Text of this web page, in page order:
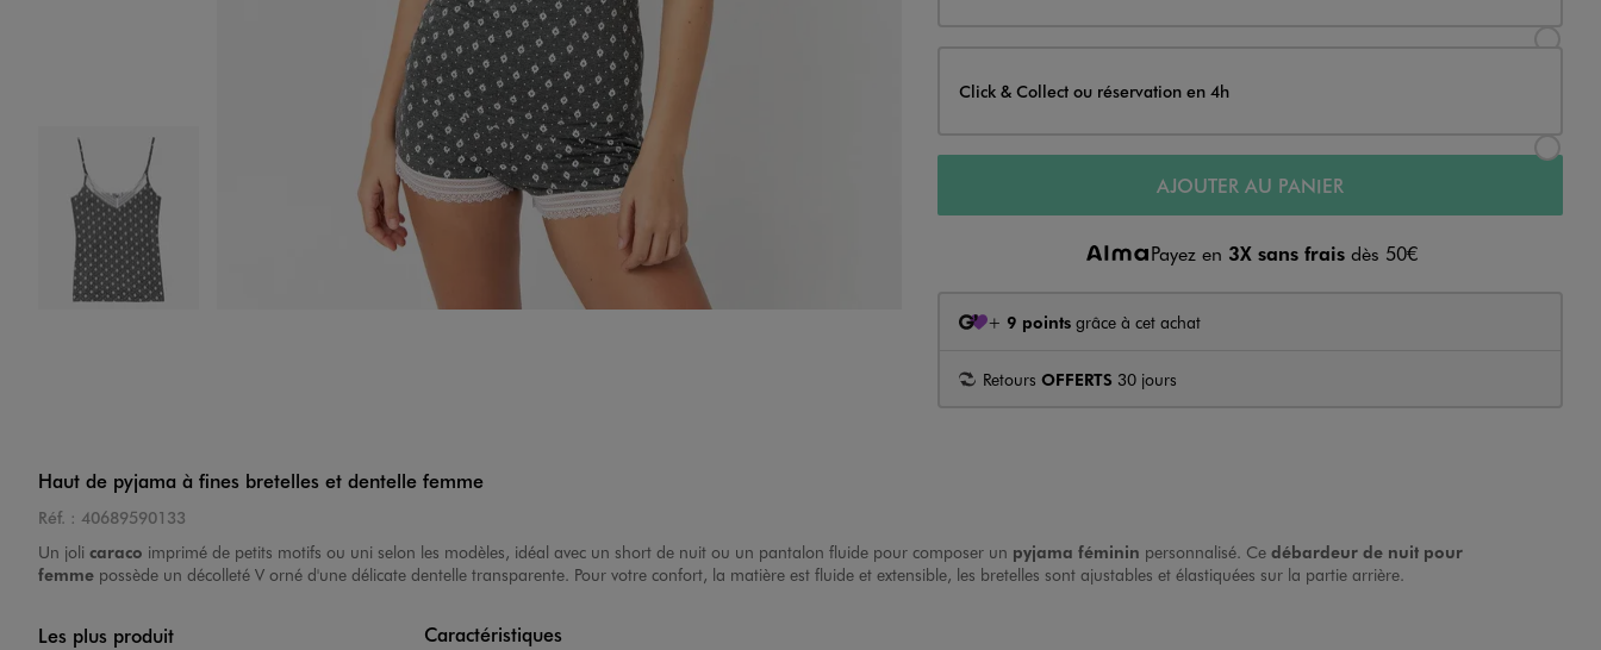
Click & Collect ou réservation en 4h
AJOUTER AU PANIER
Payez en 3X sans fraisdès 50€
+ 9 pointsgrâce à cet achat
Retours OFFERTS 30 jours
Haut de pyjama à fines bretelles et dentelle femme
Réf. : 40689590133
Un joli caraco imprimé de petits motifs ou uni selon les modèles, idéal avec un short de nuit ou un pantalon fluide pour composer un pyjama féminin personnalisé. Ce débardeur de nuit pour
femme possède un décolleté V orné d'une délicate dentelle transparente. Pour votre confort, la matière est fluide et extensible, les bretelles sont ajustables et élastiquées sur la partie arrière.
Les plus produit Caractéristiques